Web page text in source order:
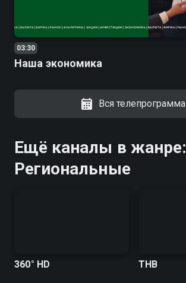
03:30
Наша экономика
Вся телепрограмма
Ещё каналы в жанре:
Региональные
360° HD ТНВ